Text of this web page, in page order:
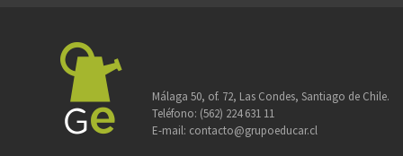
Málaga 50, of. 72, Las Condes, Santiago de Chile.
Teléfono: (562) 224 631 11
E-mail: contacto@grupoeducar.cl